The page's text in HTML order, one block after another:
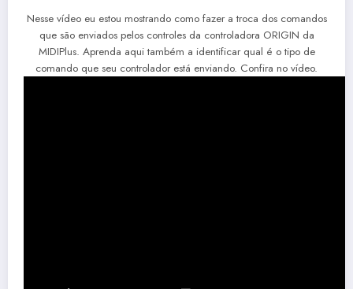
Nesse vídeo eu estou mostrando como fazer a troca dos comandos
que são enviados pelos controles da controladora ORIGIN da
MIDIPlus. Aprenda aqui também a identificar qual é o tipo de
comando que seu controlador está enviando. Confira no vídeo.